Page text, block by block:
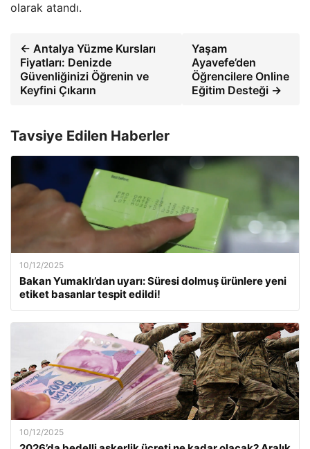
olarak atandı.
← Antalya Yüzme Kursları
Fiyatları: Denizde
Güvenliğinizi Öğrenin ve
Keyfini Çıkarın
Yaşam
Ayavefe’den
Öğrencilere Online
Eğitim Desteği →
Tavsiye Edilen Haberler
10/12/2025
Bakan Yumaklı’dan uyarı: Süresi dolmuş ürünlere yeni
etiket basanlar tespit edildi!
10/12/2025